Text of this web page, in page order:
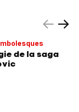
de la saga